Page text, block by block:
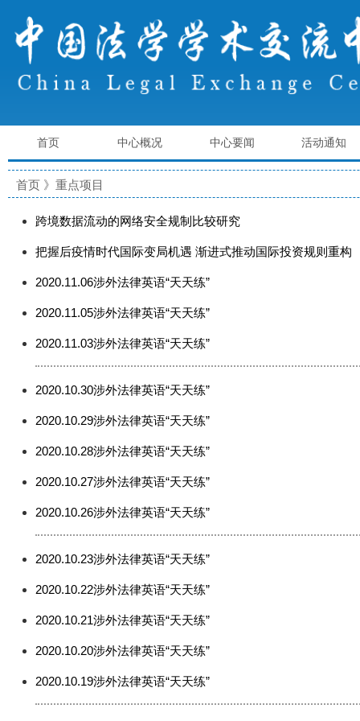
首页 中心概况 中心要闻 活动通知
首页 》重点项目
跨境数据流动的网络安全规制比较研究
把握后疫情时代国际变局机遇 渐进式推动国际投资规则重构
2020.11.06涉外法律英语“天天练”
2020.11.05涉外法律英语“天天练”
2020.11.03涉外法律英语“天天练”
2020.10.30涉外法律英语“天天练”
2020.10.29涉外法律英语“天天练”
2020.10.28涉外法律英语“天天练”
2020.10.27涉外法律英语“天天练”
2020.10.26涉外法律英语“天天练”
2020.10.23涉外法律英语“天天练”
2020.10.22涉外法律英语“天天练”
2020.10.21涉外法律英语“天天练”
2020.10.20涉外法律英语“天天练”
2020.10.19涉外法律英语“天天练”